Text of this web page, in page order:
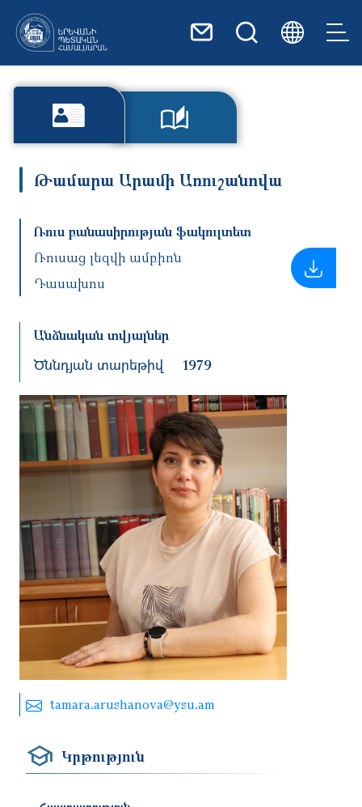
tamara.arushanova@ysu.am
Թամարա Արամի Առուշանովա
Ռուս բանասիրության ֆակուլտետ
Ռուսաց լեզվի ամբիոն
Դասախոս
Անձնական տվյալներ
Ծննդյան տարեթիվ 1979
Կրթություն